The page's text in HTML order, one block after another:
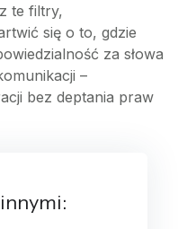
te filtry,
się o to, gdzie
za słowa
–
bez deptania praw